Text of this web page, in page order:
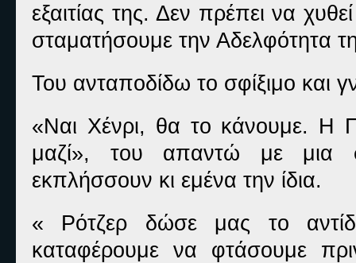
εξαιτίας της. Δεν πρέπει να
σταματήσουμε την Αδελφότητα
Του ανταποδίδω το σφίξιμο και
«Ναι Χένρι, θα το κάνουμε. Η
μαζί», του απαντώ με μια
εκπλήσσουν κι εμένα την ίδια.
« Ρότζερ δώσε μας το
καταφέρουμε να φτάσουμε